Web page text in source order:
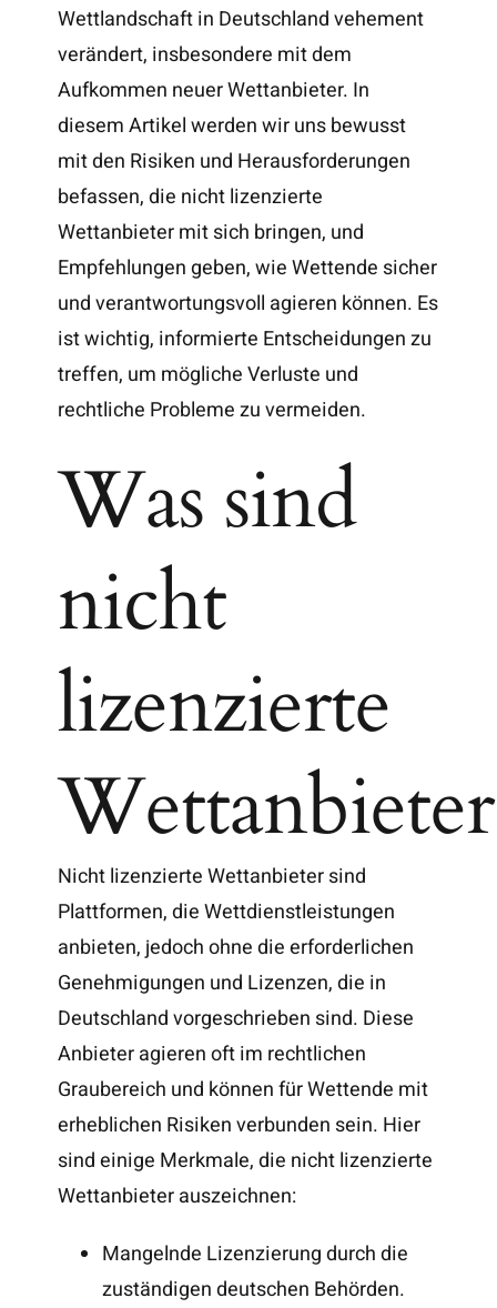
Wettlandschaft in Deutschland vehement
verändert, insbesondere mit dem
Aufkommen neuer Wettanbieter. In
diesem Artikel werden wir uns bewusst
mit den Risiken und Herausforderungen
befassen, die nicht lizenzierte
Wettanbieter mit sich bringen, und
Empfehlungen geben, wie Wettende sicher
und verantwortungsvoll agieren können. Es
ist wichtig, informierte Entscheidungen zu
treffen, um mögliche Verluste und
rechtliche Probleme zu vermeiden.
Was sind
nicht
lizenzierte
Nicht lizenzierte Wettanbieter sind
Plattformen, die Wettdienstleistungen
anbieten, jedoch ohne die erforderlichen
Genehmigungen und Lizenzen, die in
Deutschland vorgeschrieben sind. Diese
Anbieter agieren oft im rechtlichen
Graubereich und können für Wettende mit
erheblichen Risiken verbunden sein. Hier
sind einige Merkmale, die nicht lizenzierte
Wettanbieter auszeichnen:
Mangelnde Lizenzierung durch die
zuständigen deutschen Behörden.